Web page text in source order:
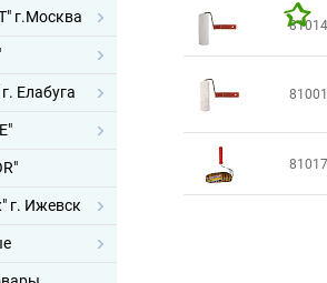
г.Москва
Елабуга
г. Ижевск